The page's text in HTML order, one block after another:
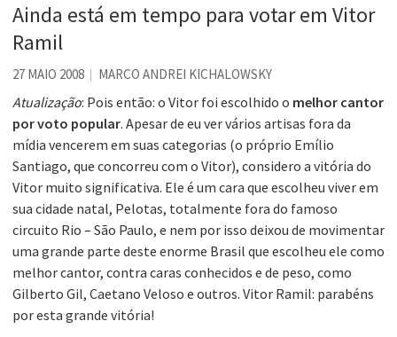
Voto obrigatório é correto?
Se queres salvar o mundo, o veganismo não é a resposta
Ainda está em tempo para votar em Vitor
Ramil
27 MAIO 2008 MARCO ANDREI KICHALOWSKY
Atualização: Pois então: o Vitor foi escolhido o melhor cantor
por voto popular. Apesar de eu ver vários artisas fora da
mídia vencerem em suas categorias (o próprio Emílio
Santiago, que concorreu com o Vitor), considero a vitória do
Vitor muito significativa. Ele é um cara que escolheu viver em
sua cidade natal, Pelotas, totalmente fora do famoso
circuito Rio – São Paulo, e nem por isso deixou de movimentar
uma grande parte deste enorme Brasil que escolheu ele como
melhor cantor, contra caras conhecidos e de peso, como
Gilberto Gil, Caetano Veloso e outros. Vitor Ramil: parabéns
por esta grande vitória!